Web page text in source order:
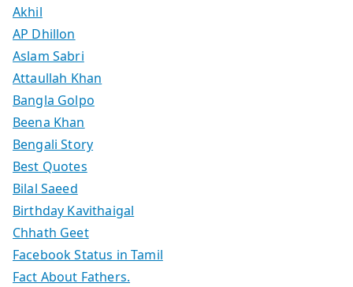
Akhil
AP Dhillon
Aslam Sabri
Attaullah Khan
Bangla Golpo
Beena Khan
Bengali Story
Best Quotes
Bilal Saeed
Birthday Kavithaigal
Chhath Geet
Facebook Status in Tamil
Fact About Fathers.